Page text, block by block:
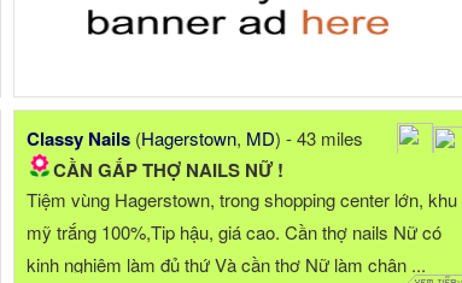
Classy Nails (Hagerstown, MD) - 43 miles
CẦN GẤP THỢ NAILS NỮ !
Tiệm vùng Hagerstown, trong shopping center lớn, khu
mỹ trắng 100%,Tip hậu, giá cao. Cần thợ nails Nữ có
kinh nghiệm làm đủ thứ Và cần thợ Nữ làm chân ...